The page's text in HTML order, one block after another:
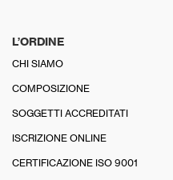
L’ORDINE
CHI SIAMO
COMPOSIZIONE
SOGGETTI ACCREDITATI
ISCRIZIONE ONLINE
CERTIFICAZIONE ISO 9001